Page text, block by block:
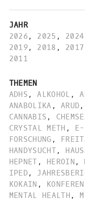
JAHR
2026 , 2025 , 2024
2019, 2018 , 2017
2011
THEMEN
ADHS , ALKOHOL ,
ANABOLIKA , ARUD ,
CANNABIS ,
CRYSTAL METH , E-
FORSCHUNG ,
HANDYSUCHT,
HEPNET , HEROIN ,
IPED ,
KOKAIN ,
MENTAL HEALTH ,